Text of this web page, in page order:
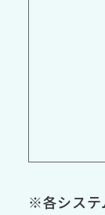
※各システ